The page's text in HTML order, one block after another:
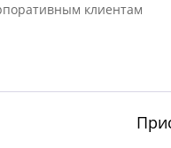
клиентам